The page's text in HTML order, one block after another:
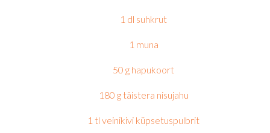
1 dl suhkrut
1 muna
50 g hapukoort
180 g täistera nisujahu
1 tl veinikivi küpsetuspulbrit